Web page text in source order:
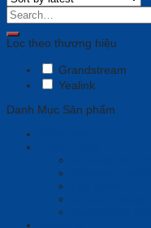
Lọc theo thương hiệu
Grandstream
Yealink
Danh Mục Sản phẩm